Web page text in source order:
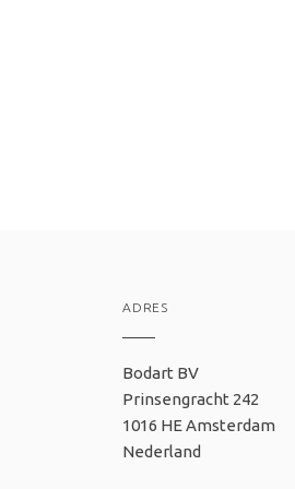
ADRES
Bodart BV
Prinsengracht 242
1016 HE Amsterdam
Nederland